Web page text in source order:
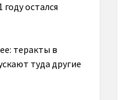
остался
теракты в
туда другие